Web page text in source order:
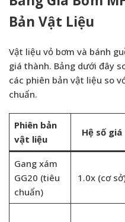
Bản Vật Liệu
Vật liệu vỏ bơm và bánh
giá thành. Bảng dưới đây
các phiên bản vật liệu so
chuẩn.
Phiên bản
vật liệu
Hệ số giá
Gang xám
GG20 (tiêu
chuẩn)
1.0x (cơ